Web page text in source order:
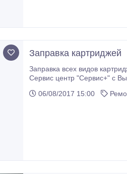
Заправка картриджей
Заправка всех видов картриджей (лазерных, струйных, плоттеров). Ремонт
06/08/2017 15:00